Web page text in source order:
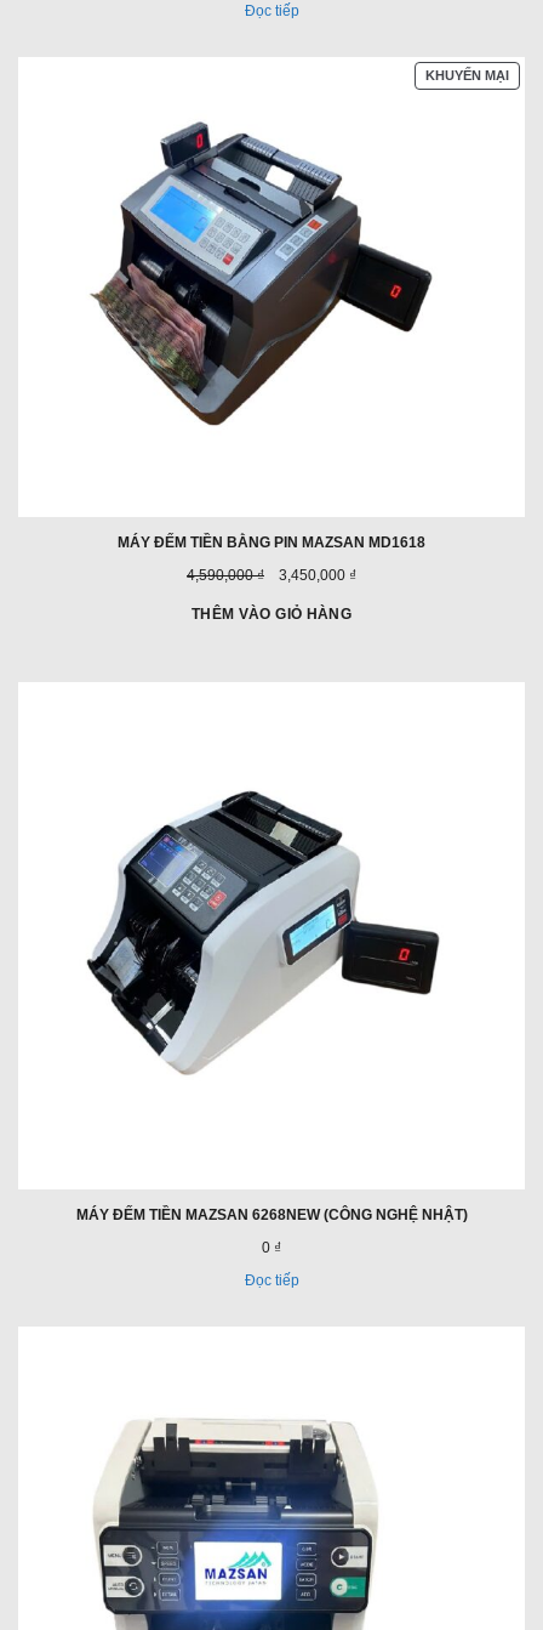
Đọc tiếp
KHUYẾN MẠISẢN
MÁY ĐẾM TIỀN BẰNG PIN MAZSAN MD1618
Giá
trước
4,590,000 ₫
Giá
3,450,000 ₫
THÊM VÀO GIỎ HÀNG
MÁY ĐẾM TIỀN MAZSAN 6268NEW (CÔNG NGHỆ NHẬT)
0 ₫
Đọc tiếp